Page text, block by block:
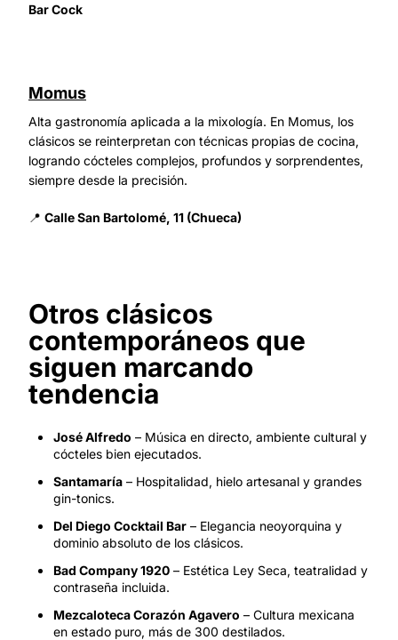
Bar Cock
Momus
Alta gastronomía aplicada a la mixología. En Momus, los
clásicos se reinterpretan con técnicas propias de cocina,
logrando cócteles complejos, profundos y sorprendentes,
siempre desde la precisión.
📍 Calle San Bartolomé, 11 (Chueca)
Otros clásicos
contemporáneos que
siguen marcando
tendencia
José Alfredo – Música en directo, ambiente cultural y
cócteles bien ejecutados.
Santamaría – Hospitalidad, hielo artesanal y grandes
gin-tonics.
Del Diego Cocktail Bar – Elegancia neoyorquina y
dominio absoluto de los clásicos.
Bad Company 1920 – Estética Ley Seca, teatralidad y
contraseña incluida.
Mezcaloteca Corazón Agavero – Cultura mexicana
en estado puro, más de 300 destilados.